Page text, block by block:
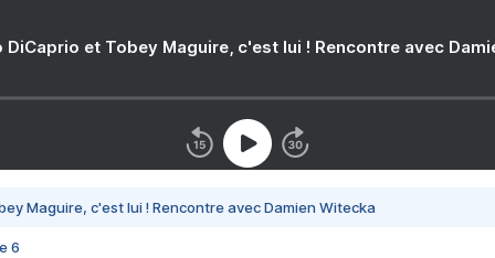
DiCaprio et Tobey Maguire, c'est lui ! Rencontre avec
Maguire, c'est lui ! Rencontre avec Damien Witecka
6